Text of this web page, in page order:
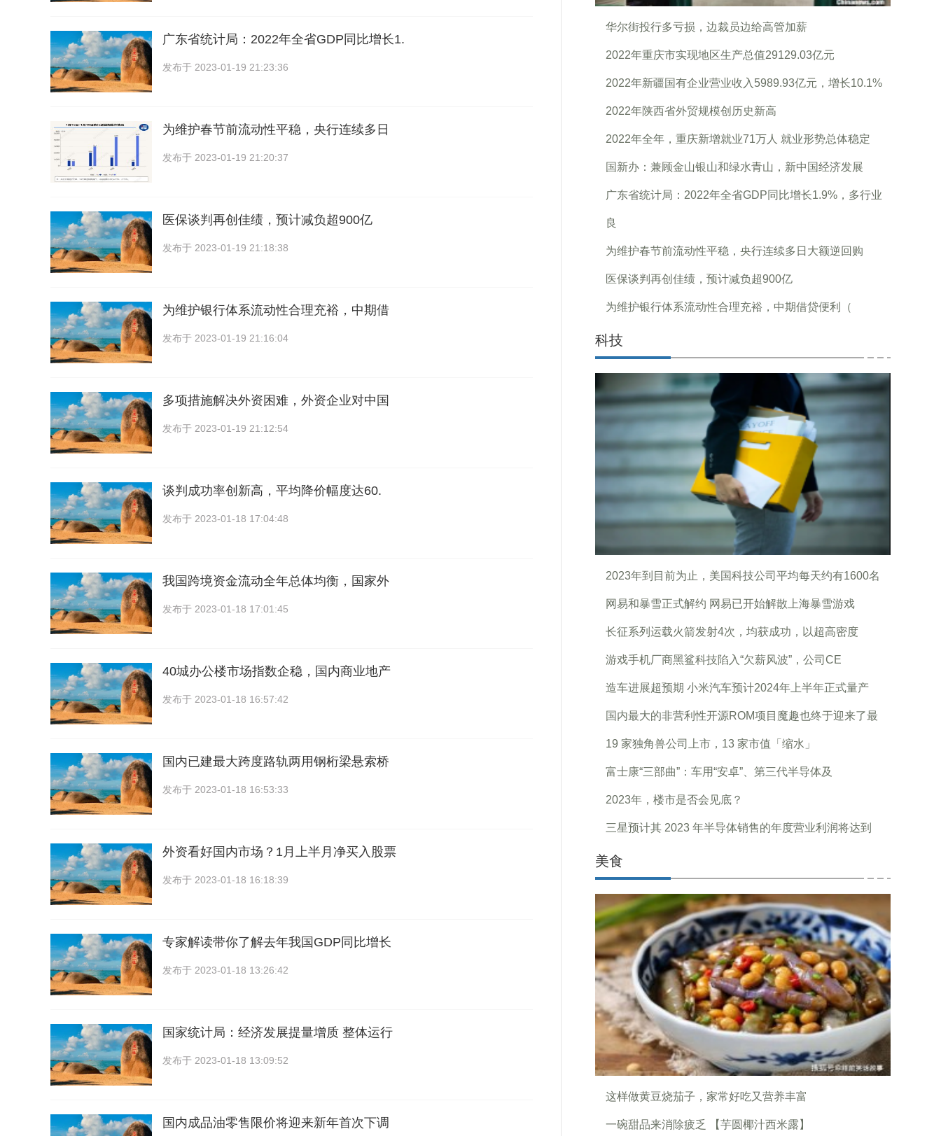
广东省统计局：2022年全省GDP同比增长1.
发布于 2023-01-19 21:23:36
为维护春节前流动性平稳，央行连续多日
发布于 2023-01-19 21:20:37
医保谈判再创佳绩，预计减负超900亿
发布于 2023-01-19 21:18:38
为维护银行体系流动性合理充裕，中期借
发布于 2023-01-19 21:16:04
多项措施解决外资困难，外资企业对中国
发布于 2023-01-19 21:12:54
谈判成功率创新高，平均降价幅度达60.
发布于 2023-01-18 17:04:48
我国跨境资金流动全年总体均衡，国家外
发布于 2023-01-18 17:01:45
40城办公楼市场指数企稳，国内商业地产
发布于 2023-01-18 16:57:42
国内已建最大跨度路轨两用钢桁梁悬索桥
发布于 2023-01-18 16:53:33
外资看好国内市场？1月上半月净买入股票
发布于 2023-01-18 16:18:39
专家解读带你了解去年我国GDP同比增长
发布于 2023-01-18 13:26:42
国家统计局：经济发展提量增质 整体运行
发布于 2023-01-18 13:09:52
国内成品油零售限价将迎来新年首次下调
华尔街投行多亏损，边裁员边给高管加薪
2022年重庆市实现地区生产总值29129.03亿元
2022年新疆国有企业营业收入5989.93亿元，增长10.1%
2022年陕西省外贸规模创历史新高
2022年全年，重庆新增就业71万人 就业形势总体稳定
国新办：兼顾金山银山和绿水青山，新中国经济发展
广东省统计局：2022年全省GDP同比增长1.9%，多行业
良
为维护春节前流动性平稳，央行连续多日大额逆回购
医保谈判再创佳绩，预计减负超900亿
为维护银行体系流动性合理充裕，中期借贷便利（
科技
2023年到目前为止，美国科技公司平均每天约有1600名
网易和暴雪正式解约 网易已开始解散上海暴雪游戏
长征系列运载火箭发射4次，均获成功，以超高密度
游戏手机厂商黑鲨科技陷入“欠薪风波”，公司CE
造车进展超预期 小米汽车预计2024年上半年正式量产
国内最大的非营利性开源ROM项目魔趣也终于迎来了最
19 家独角兽公司上市，13 家市值「缩水」
富士康“三部曲”：车用“安卓”、第三代半导体及
2023年，楼市是否会见底？
三星预计其 2023 年半导体销售的年度营业利润将达到
美食
这样做黄豆烧茄子，家常好吃又营养丰富
一碗甜品来消除疲乏 【芋圆椰汁西米露】